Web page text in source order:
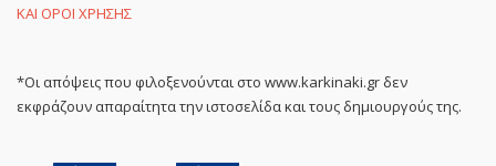
ΚΑΙ ΟΡΟΙ ΧΡΗΣΗΣ
*Οι απόψεις που φιλοξενούνται στο www.karkinaki.gr δεν
εκφράζουν απαραίτητα την ιστοσελίδα και τους δημιουργούς της.